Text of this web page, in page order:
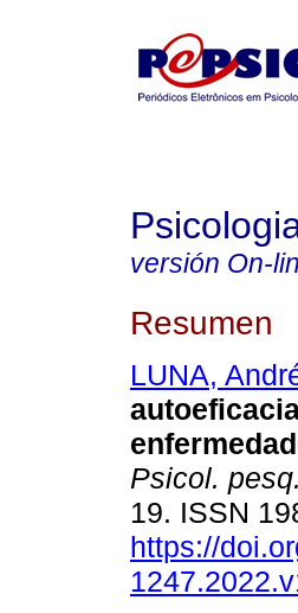
versión On-
Resumen
LUNA,
Psicol. pesq.
19. ISSN
https://